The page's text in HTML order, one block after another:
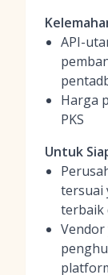
API-
Harga
PKS
Untuk
tersuai
terbaik
Vendor